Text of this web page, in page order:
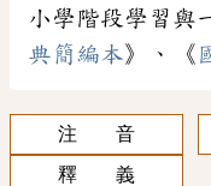
小學階段學習與
典簡編本》、《
注 音
釋 義